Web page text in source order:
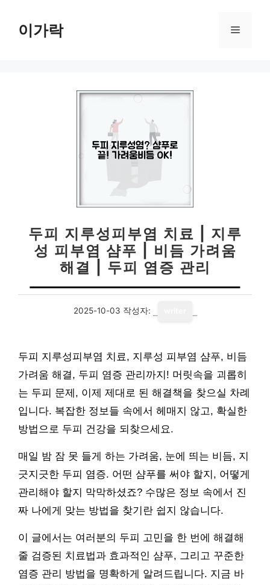
이가락 메
두피 지루성피부염 치료 | 지루
성 피부염 샴푸 | 비듬 가려움
해결 | 두피 염증 관리
2025-10-03 작성자:
두피 지루성피부염 치료, 지루성 피부염 샴푸, 비듬
가려움 해결, 두피 염증 관리까지! 머릿속을 괴롭히
는 두피 문제, 이제 제대로 된 해결책을 찾으실 차례
입니다. 복잡한 정보들 속에서 헤매지 않고, 확실한
방법으로 두피 건강을 되찾으세요.
매일 밤 잠 못 들게 하는 가려움, 눈에 띄는 비듬, 지
긋지긋한 두피 염증. 어떤 샴푸를 써야 할지, 어떻게
관리해야 할지 막막하셨죠? 수많은 정보 속에서 진
짜 나에게 맞는 방법을 찾기란 쉽지 않습니다.
이 글에서는 여러분의 두피 고민을 한 번에 해결해
줄 검증된 치료법과 효과적인 샴푸, 그리고 꾸준한
염증 관리 방법을 명확하게 알려드립니다. 지금 바